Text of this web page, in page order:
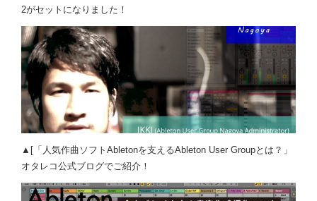
2がセットになりました！
▲[「人気作曲ソフトAbletonを支えるAbleton User Groupとは？」
オタレコ公式ブログでご紹介！